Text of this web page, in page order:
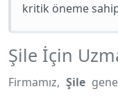
kritik öneme
Şile İçin
Firmamız, Şile